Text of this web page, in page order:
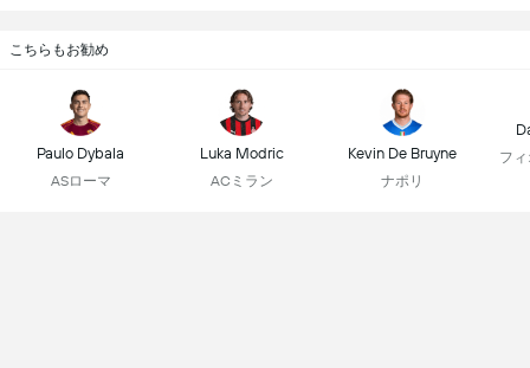
こちらもお勧め
Paulo Dybala
ASローマ
Luka Modric
ACミラン
Kevin De Bruyne
ナポリ
フ